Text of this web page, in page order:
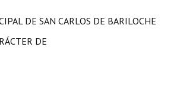
DE SAN CARLOS DE BARILOCHE
DE